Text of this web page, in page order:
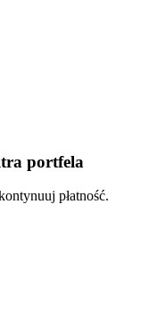
portfela
płatność.